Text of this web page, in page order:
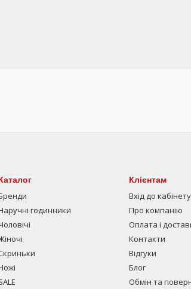
годинники
Клієнтам
Вхід до кабінету
Про компанію
Оплата і
Контакти
Відгуки
Блог
Обмін та